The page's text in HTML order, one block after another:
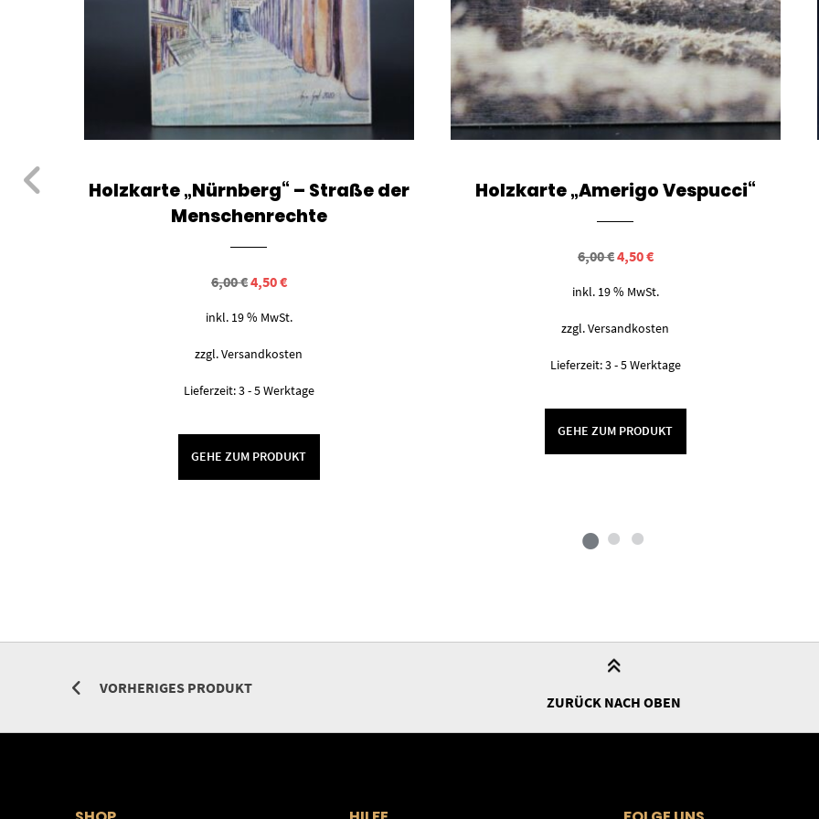
Holzkarte „Nürnberg“ – Straße der
Menschenrechte
6,00€Ursprünglicher
Preis
war:
6,00 €
4,50€Aktueller
ist:
4,50 €.
inkl. 19 % MwSt.
zzgl.Versandkosten
Lieferzeit:3 - 5 Werktage
GEHE ZUM PRODUKT
Holzkarte „Amerigo Vespucci“
6,00€Ursprünglicher
Preis
war:
6,00 €
4,50€Aktueller
ist:
4,50 €.
inkl. 19 % MwSt.
zzgl.Versandkosten
Lieferzeit:3 - 5 Werktage
GEHE ZUM PRODUKT
VORHERIGES PRODUKT
ZURÜCK NACH OBEN